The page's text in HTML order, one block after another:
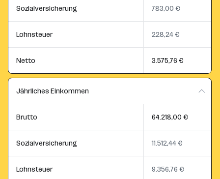
Sozialversicherung 783,00 €
Lohnsteuer 228,24 €
Netto 3.575,76 €
Jährliches Einkommen
Brutto 64.218,00 €
Sozialversicherung 11.512,44 €
Lohnsteuer 9.356,76 €